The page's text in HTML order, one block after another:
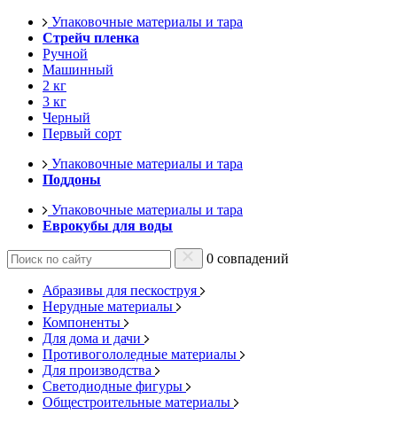
Упаковочные материалы и тара
Стрейч пленка
Ручной
Машинный
2 кг
3 кг
Черный
Первый сорт
Упаковочные материалы и тара
Поддоны
Упаковочные материалы и тара
Еврокубы для воды
0 совпадений
Абразивы для пескоструя
Нерудные материалы
Компоненты
Для дома и дачи
Противогололедные материалы
Для производства
Светодиодные фигуры
Общестроительные материалы